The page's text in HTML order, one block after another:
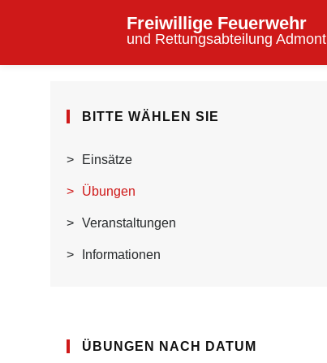
Freiwillige Feuerwehr
und Rettungsabteilung Admont
BITTE WÄHLEN SIE
Einsätze
Übungen
Veranstaltungen
Informationen
ÜBUNGEN NACH DATUM